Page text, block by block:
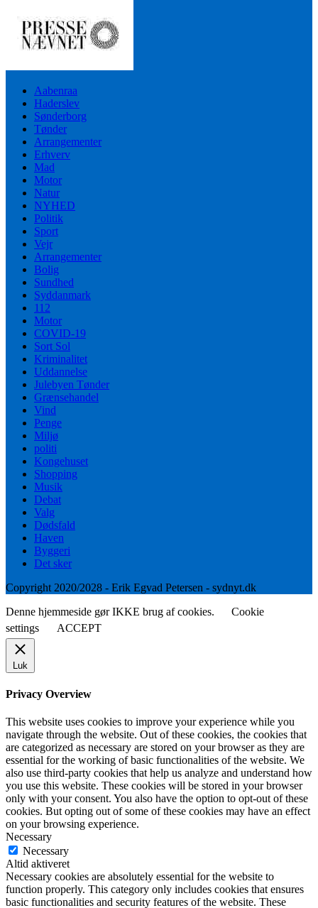
Aabenraa
Haderslev
Sønderborg
Tønder
Arrangementer
Erhverv
Mad
Motor
Natur
NYHED
Politik
Sport
Vejr
Arrangementer
Bolig
Sundhed
Syddanmark
112
Motor
COVID-19
Sort Sol
Kriminalitet
Uddannelse
Julebyen Tønder
Grænsehandel
Vind
Penge
Miljø
politi
Kongehuset
Shopping
Musik
Debat
Valg
Dødsfald
Haven
Byggeri
Det sker
Copyright 2020/2028 - Erik Egvad Petersen - sydnyt.dk
Denne hjemmeside gør IKKE brug af cookies.
Cookie
settings
ACCEPT
Luk
Privacy Overview
This website uses cookies to improve your experience while you
navigate through the website. Out of these cookies, the cookies that
are categorized as necessary are stored on your browser as they are
essential for the working of basic functionalities of the website. We
also use third-party cookies that help us analyze and understand how
you use this website. These cookies will be stored in your browser
only with your consent. You also have the option to opt-out of these
cookies. But opting out of some of these cookies may have an effect
on your browsing experience.
Necessary
Necessary
Altid aktiveret
Necessary cookies are absolutely essential for the website to
function properly. This category only includes cookies that ensures
basic functionalities and security features of the website. These